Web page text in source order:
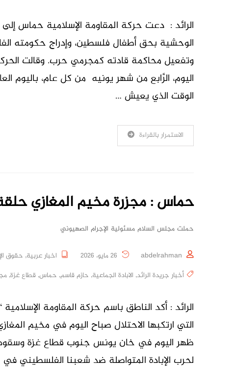
الرائد : دعت حركة المقاومة الإسلامية حماس إلى
الوحشية بحق أطفال فلسطين، وإدراج حكومته
وتفعيل محاكمة قادته كمجرمي حرب. وقالت
اليوم، الرَّابع من شهر يونيه من كل عام، باليوم
الوقت الذي يعيش …
الاستمرار بالقراءة
حماس : مجزرة مخيم المغازي
حملت مجلس السلام مسئولية الإجرام الصهيوني
abdelrahman اخبار عربية, حقوق
أخبار جريدة الرائد, الابادة الجماعية, حازم قاسم, حماس, قطاع غزة,
الرائد : أكد الناطق باسم حركة المقاومة
التي ارتكبها الاحتلال صباح اليوم في مخيم
ظهر اليوم في خان يونس جنوب قطاع غزة وسقوط
لحرب الإبادة المتواصلة ضد شعبنا الفلسطيني